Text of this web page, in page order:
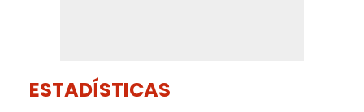
ESTADÍSTICAS